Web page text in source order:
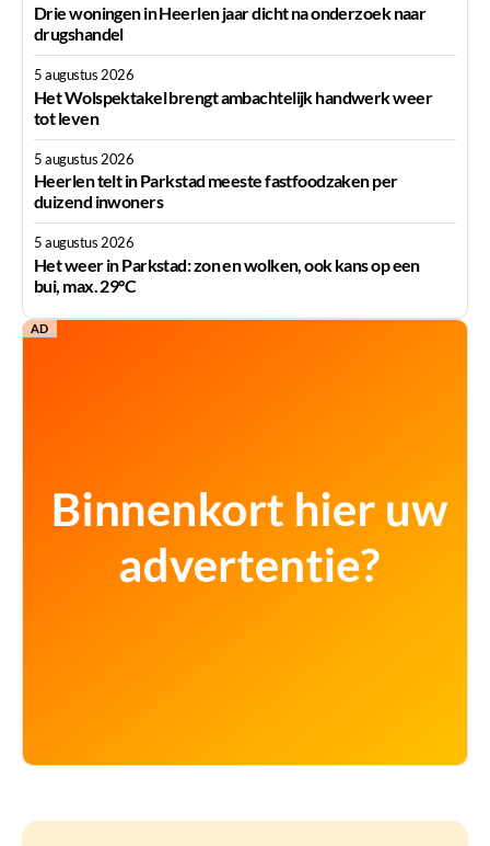
Drie woningen in Heerlen jaar dicht na onderzoek naar
drugshandel
5 augustus 2026
Het Wolspektakel brengt ambachtelijk handwerk weer
tot leven
5 augustus 2026
Heerlen telt in Parkstad meeste fastfoodzaken per
duizend inwoners
5 augustus 2026
Het weer in Parkstad: zon en wolken, ook kans op een
bui, max. 29°C
AD